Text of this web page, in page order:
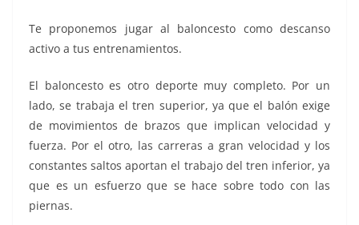
Te proponemos jugar al baloncesto como descanso
activo a tus entrenamientos.
El baloncesto es otro deporte muy completo. Por un
lado, se trabaja el tren superior, ya que el balón exige
de movimientos de brazos que implican velocidad y
fuerza. Por el otro, las carreras a gran velocidad y los
constantes saltos aportan el trabajo del tren inferior, ya
que es un esfuerzo que se hace sobre todo con las
piernas.